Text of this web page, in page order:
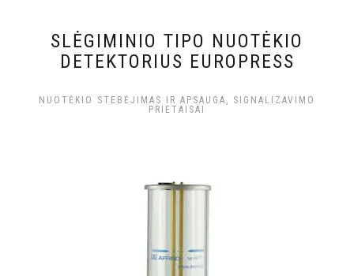
SLĖGIMINIO TIPO NUOTĖKIO
DETEKTORIUS EUROPRESS
NUOTĖKIO STEBĖJIMAS IR APSAUGA, SIGNALIZAVIMO
PRIETAISAI